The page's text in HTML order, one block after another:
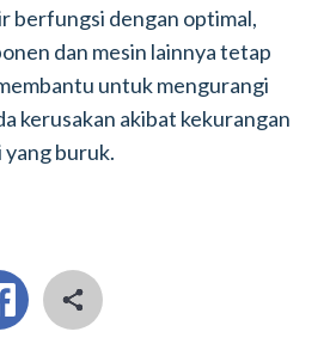
berfungsi dengan optimal,
dan mesin lainnya tetap
untuk mengurangi
kerusakan akibat kekurangan
yang buruk.